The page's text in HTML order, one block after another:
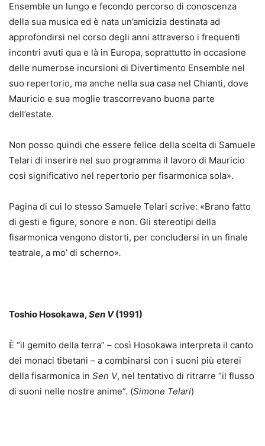
Ensemble un lungo e fecondo percorso di conoscenza
della sua musica ed è nata un’amicizia destinata ad
approfondirsi nel corso degli anni attraverso i frequenti
incontri avuti qua e là in Europa, soprattutto in occasione
delle numerose incursioni di Divertimento Ensemble nel
suo repertorio, ma anche nella sua casa nel Chianti, dove
Mauricio e sua moglie trascorrevano buona parte
dell’estate.
Non posso quindi che essere felice della scelta di Samuele
Telari di inserire nel suo programma il lavoro di Mauricio
così significativo nel repertorio per fisarmonica sola».
Pagina di cui lo stesso Samuele Telari scrive: «Brano fatto
di gesti e figure, sonore e non. Gli stereotipi della
fisarmonica vengono distorti, per concludersi in un finale
teatrale, a mo’ di scherno».
Toshio Hosokawa,Sen V(1991)
È “il gemito della terra” – così Hosokawa interpreta il canto
dei monaci tibetani – a combinarsi con i suoni più eterei
della fisarmonica in Sen V, nel tentativo di ritrarre “il flusso
di suoni nelle nostre anime”. (Simone Telari)